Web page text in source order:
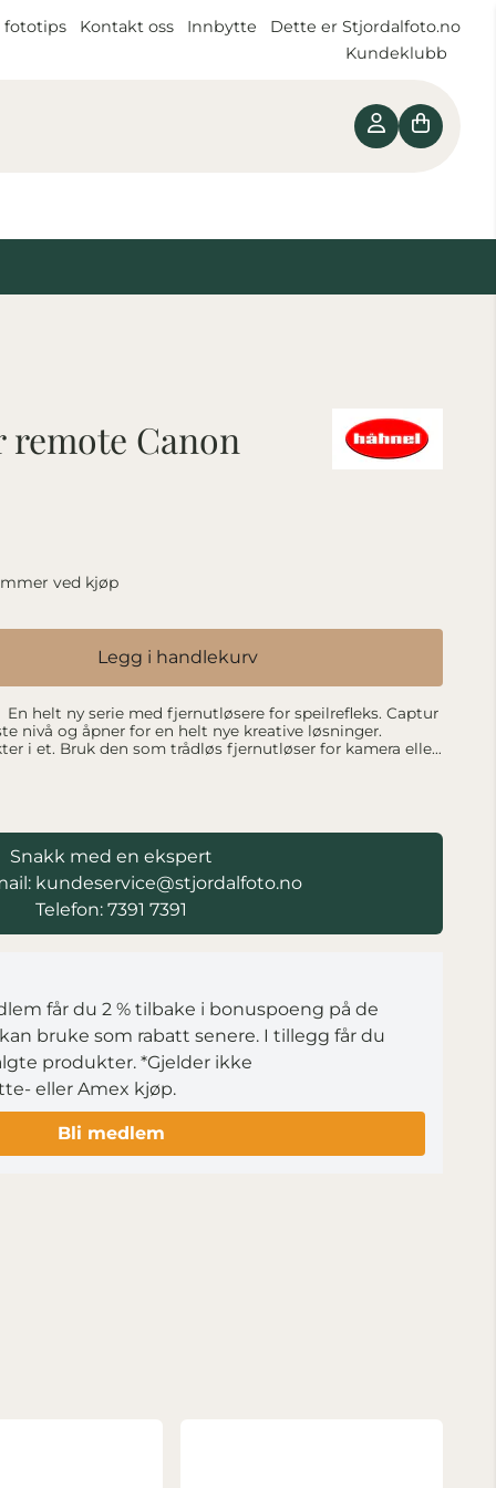
fototips Kontakt oss Innbytte
Dette er Stjordalfoto.no
Kundeklubb
Canon
ved kjøp
Legg i handlekurv
nivå og åpner for en helt nye kreative løsninger.
i et. Bruk den som trådløs fjernutløser for kamera eller
eller kameraer Kabel for flere ulike
kameraer medfølger DCM –Digital Channel Matching Går på AA-batterier
Snakk med en ekspert
kundeservice@stjordalfoto.no
Telefon: 7391 7391
får du 2 % tilbake i bonuspoeng på de
bruke som rabatt senere. I tillegg får du
produkter. *Gjelder ikke
eller Amex kjøp.
Bli medlem